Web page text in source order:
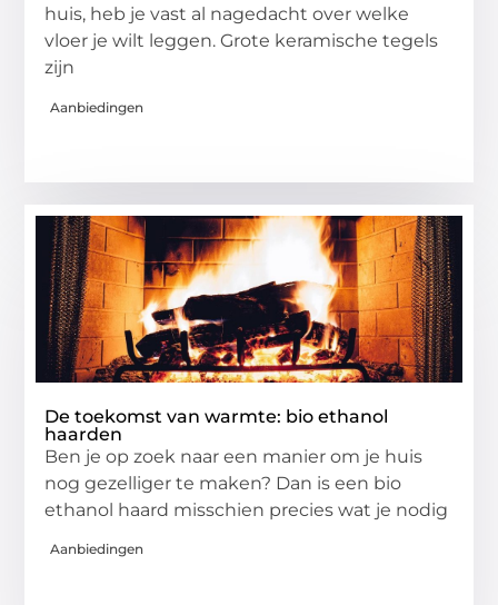
huis, heb je vast al nagedacht over welke
vloer je wilt leggen. Grote keramische tegels
zijn
Aanbiedingen
De toekomst van warmte: bio ethanol
haarden
Ben je op zoek naar een manier om je huis
nog gezelliger te maken? Dan is een bio
ethanol haard misschien precies wat je nodig
Aanbiedingen